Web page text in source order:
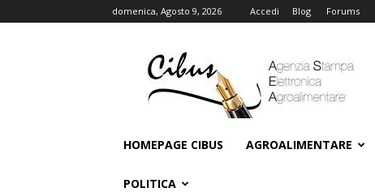
domenica, Agosto 9, 2026 Accedi Blog Forums
Online
HOMEPAGE CIBUS AGROALIMENTARE
POLITICA